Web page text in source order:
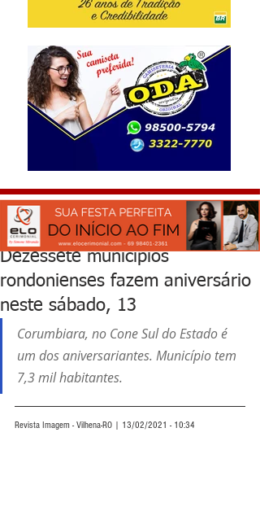
Dezessete municípios
rondonienses fazem aniversário
neste sábado, 13
Corumbiara, no Cone Sul do Estado é
um dos aniversariantes. Município tem
7,3 mil habitantes.
Revista Imagem - Vilhena-RO | 13/02/2021 - 10:34